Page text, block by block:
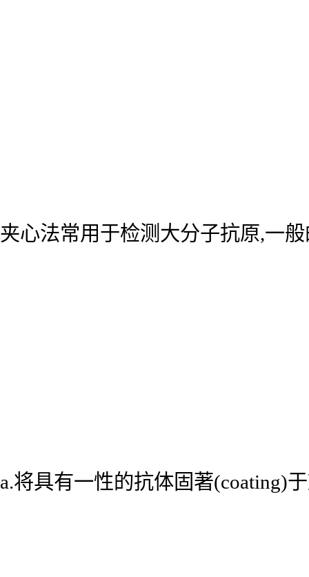
夹心法常用于检测大分子抗原,一
a.将具有一性的抗体固著(coating)